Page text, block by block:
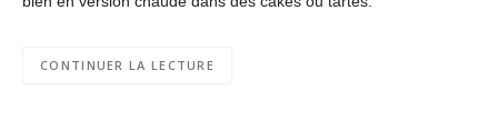
CONTINUER LA LECTURE